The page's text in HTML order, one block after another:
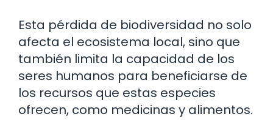
Esta pérdida de biodiversidad no solo
afecta el ecosistema local, sino que
también limita la capacidad de los
seres humanos para beneficiarse de
los recursos que estas especies
ofrecen, como medicinas y alimentos.